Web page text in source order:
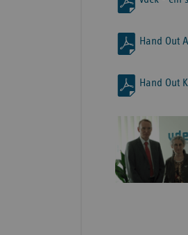
Hand Out
Hand Out